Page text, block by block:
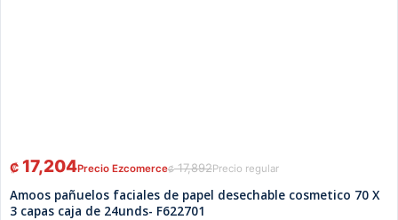
₡17,892
₡ 17,204
Amoos pañuelos faciales de papel desechable cosmetico 70 X
3 capas caja de 24unds- F622701